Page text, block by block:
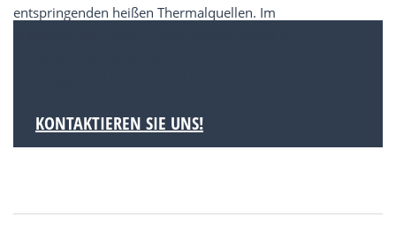
entspringenden heißen Thermalquellen. Im
KONTAKTIEREN SIE UNS!